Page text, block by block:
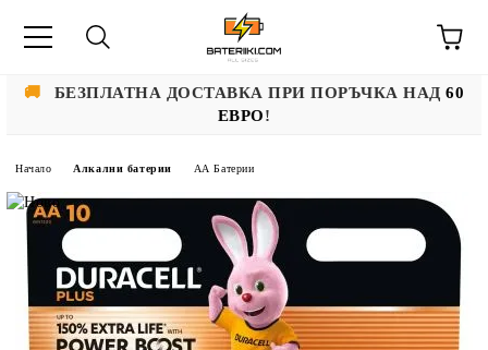
🚚 БЕЗПЛАТНА ДОСТАВКА ПРИ ПОРЪЧКА НАД60
ЕВРО!
Начало Алкални батерии АА Батерии